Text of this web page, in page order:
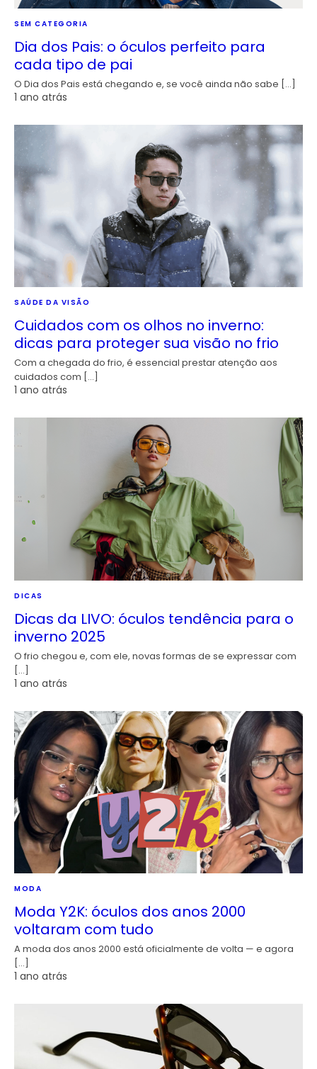
SEM CATEGORIA
Dia dos Pais: o óculos perfeito para
cada tipo de pai
O Dia dos Pais está chegando e, se você ainda não sabe […]
1 ano atrás
SAÚDE DA VISÃO
Cuidados com os olhos no inverno:
dicas para proteger sua visão no frio
Com a chegada do frio, é essencial prestar atenção aos
cuidados com […]
1 ano atrás
DICAS
Dicas da LIVO: óculos tendência para o
inverno 2025
O frio chegou e, com ele, novas formas de se expressar com
[…]
1 ano atrás
MODA
Moda Y2K: óculos dos anos 2000
voltaram com tudo
A moda dos anos 2000 está oficialmente de volta — e agora
[…]
1 ano atrás